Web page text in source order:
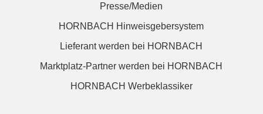
Presse/Medien
HORNBACH Hinweisgebersystem
Lieferant werden bei HORNBACH
Marktplatz-Partner werden bei HORNBACH
HORNBACH Werbeklassiker